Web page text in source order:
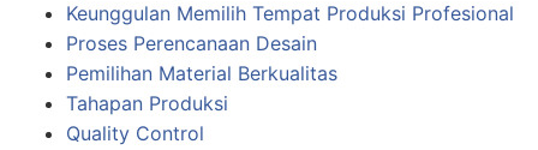
Keunggulan Memilih Tempat Produksi Profesional
Proses Perencanaan Desain
Pemilihan Material Berkualitas
Tahapan Produksi
Quality Control